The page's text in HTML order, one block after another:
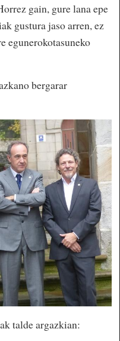
gain, gure lana epe
gustura jaso arren, ez
egunerokotasuneko
bergarar
talde argazkian: